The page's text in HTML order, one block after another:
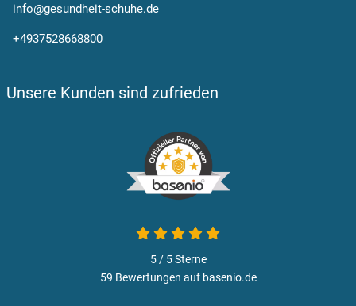
info@gesundheit-schuhe.de
+4937528668800
Unsere Kunden sind zufrieden
5 / 5Sterne
59 Bewertungen auf basenio.de